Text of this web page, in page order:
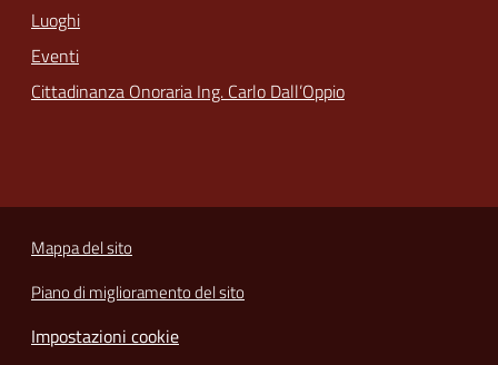
Luoghi
Eventi
Cittadinanza Onoraria Ing. Carlo Dall’Oppio
Mappa del sito
Piano di miglioramento del sito
Impostazioni cookie